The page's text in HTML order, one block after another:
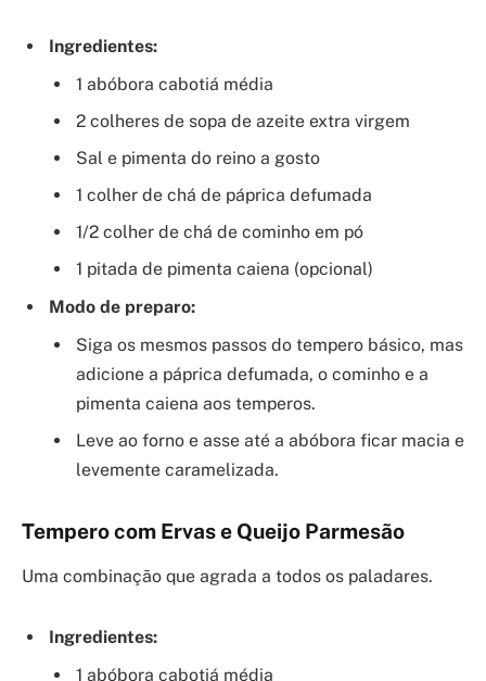
Ingredientes:
1 abóbora cabotiá média
2 colheres de sopa de azeite extra virgem
Sal e pimenta do reino a gosto
1 colher de chá de páprica defumada
1/2 colher de chá de cominho em pó
1 pitada de pimenta caiena (opcional)
Modo de preparo:
Siga os mesmos passos do tempero básico, mas
adicione a páprica defumada, o cominho e a
pimenta caiena aos temperos.
Leve ao forno e asse até a abóbora ficar macia e
levemente caramelizada.
Tempero com Ervas e Queijo Parmesão
Uma combinação que agrada a todos os paladares.
Ingredientes:
1 abóbora cabotiá média